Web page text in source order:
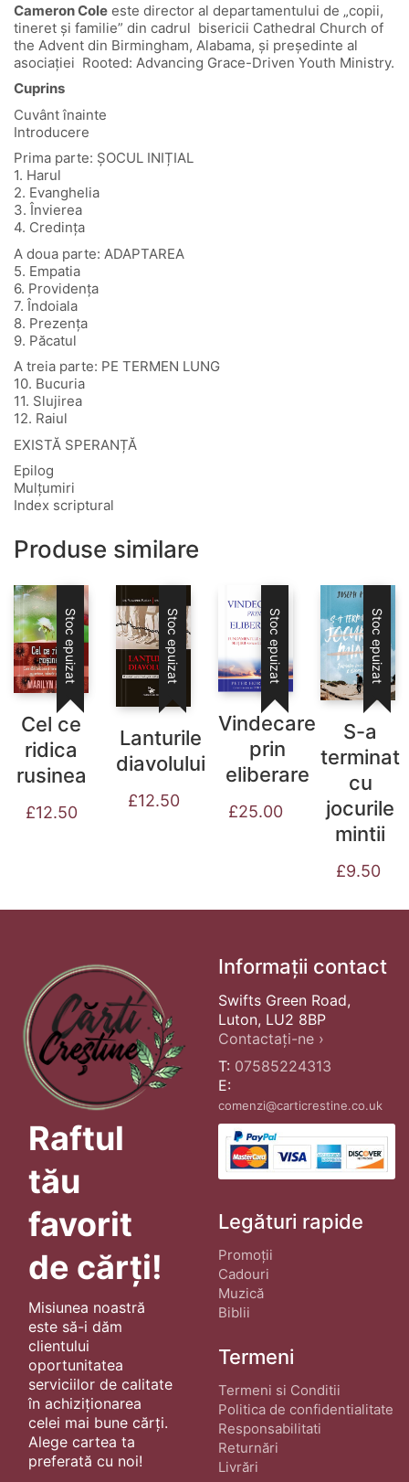
Cameron Cole este director al departamentului de „copii,
tineret și familie” din cadrul bisericii Cathedral Church of
the Advent din Birmingham, Alabama, și președinte al
asociației Rooted: Advancing Grace-Driven Youth Ministry.
Cuprins
Cuvânt înainte
Introducere
Prima parte: ȘOCUL INIȚIAL
1. Harul
2. Evanghelia
3. Învierea
4. Credința
A doua parte: ADAPTAREA
5. Empatia
6. Providența
7. Îndoiala
8. Prezența
9. Păcatul
A treia parte: PE TERMEN LUNG
10. Bucuria
11. Slujirea
12. Raiul
EXISTĂ SPERANȚĂ
Epilog
Mulțumiri
Index scriptural
Produse similare
Stoc epuizat
Cel ce
ridica
rusinea
£12.50
Stoc epuizat
Lanturile
diavolului
£12.50
Stoc epuizat
Vindecare
prin
eliberare
£25.00
Stoc epuizat
S-a
terminat
cu
jocurile
mintii
£9.50
Raftul
tău
favorit
de cărți!
Misiunea noastră
este să-i dăm
clientului
oportunitatea
serviciilor de calitate
în achiziționarea
celei mai bune cărți.
Alege cartea ta
preferată cu noi!
Informații contact
Swifts Green Road,
Luton, LU2 8BP
Contactați-ne ›
T: 07585224313
E:
comenzi@carticrestine.co.uk
Legături rapide
Promoții
Cadouri
Muzică
Biblii
Termeni
Termeni si Conditii
Politica de confidentialitate
Responsabilitati
Returnări
Livrări